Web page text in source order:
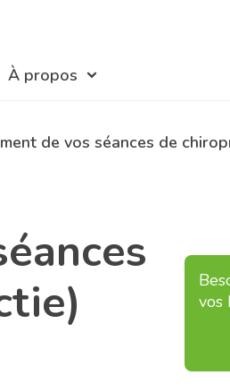
À propos
de vos séances de
vos